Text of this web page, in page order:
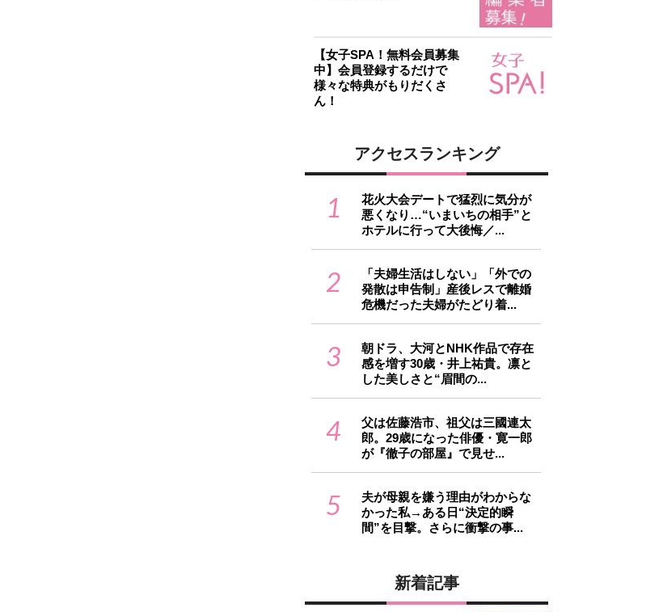
【女子SPA！無料会員募集
中】会員登録するだけで
様々な特典がもりだくさ
ん！
アクセスランキング
1
花火大会デートで猛烈に気分が
悪くなり…“いまいちの相手”と
ホテルに行って大後悔／...
2
「夫婦生活はしない」「外での
発散は申告制」産後レスで離婚
危機だった夫婦がたどり着...
3
朝ドラ、大河とNHK作品で存在
感を増す30歳・井上祐貴。凛と
した美しさと“眉間の...
4
父は佐藤浩市、祖父は三國連太
郎。29歳になった俳優・寛一郎
が『徹子の部屋』で見せ...
5
夫が母親を嫌う理由がわからな
かった私→ある日“決定的瞬
間”を目撃。さらに衝撃の事...
新着記事